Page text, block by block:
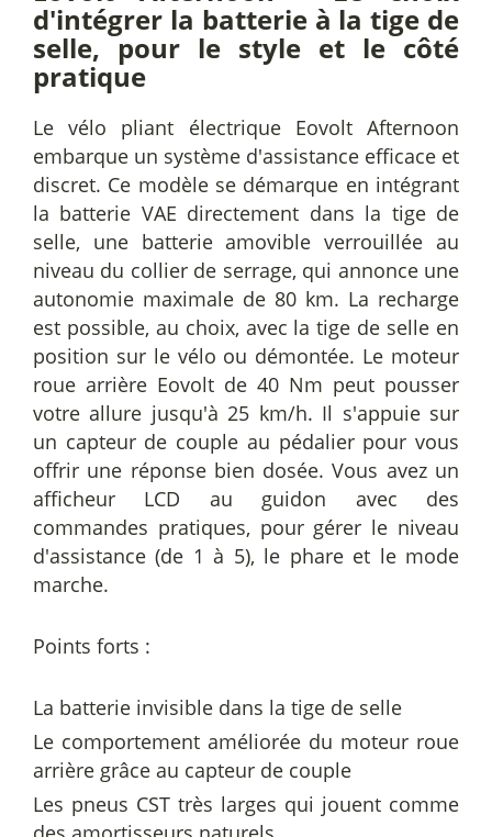
d'intégrer la batterie à la tige de
selle, pour le style et le côté
pratique
Le vélo pliant électrique Eovolt Afternoon
embarque un système d'assistance efficace et
discret. Ce modèle se démarque en intégrant
la batterie VAE directement dans la tige de
selle, une batterie amovible verrouillée au
niveau du collier de serrage, qui annonce une
autonomie maximale de 80 km. La recharge
est possible, au choix, avec la tige de selle en
position sur le vélo ou démontée. Le moteur
roue arrière Eovolt de 40 Nm peut pousser
votre allure jusqu'à 25 km/h. Il s'appuie sur
un capteur de couple au pédalier pour vous
offrir une réponse bien dosée. Vous avez un
afficheur LCD au guidon avec des
commandes pratiques, pour gérer le niveau
d'assistance (de 1 à 5), le phare et le mode
marche.
Points forts :
La batterie invisible dans la tige de selle
Le comportement améliorée du moteur roue
arrière grâce au capteur de couple
Les pneus CST très larges qui jouent comme